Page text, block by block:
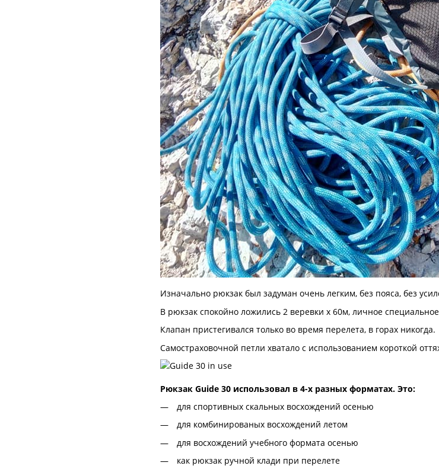
Изначально рюкзак был задуман очень легким, без пояса, без
В рюкзак спокойно ложились 2 веревки х 60м, личное
Клапан пристегивался только во время перелета, в горах никогда.
Самостраховочной петли хватало с использованием короткой
Рюкзак Guide 30 использовал в 4-х разных форматах. Это:
для спортивных скальных восхождений осенью
для комбинированых восхождений летом
для восхождений учебного формата осенью
как рюкзак ручной клади при перелете